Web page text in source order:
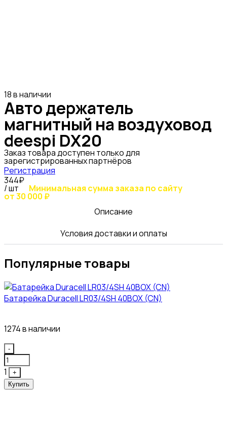
18 в наличии
Авто держатель
магнитный на воздуховод
deespi DX20
Заказ товара доступен только для
зарегистрированных партнёров
Регистрация
344₽
/ шт Минимальная сумма заказа по сайту
от 30 000 ₽
Описание
Условия доставки и оплаты
Популярные товары
Батарейка Duracell LR03/4SH 40BOX (CN)
1274 в наличии
Quantity
-
1
+
Купить